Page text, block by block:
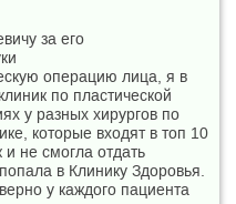
маточных труб
(3 процедуры без пункции)
схемы стимуляции овуляции
(одно образование)
за его
операцию лица, я в
по пластической
у разных хирургов по
которые входят в топ 10
не смогла отдать
в Клинику Здоровья.
у каждого пациента